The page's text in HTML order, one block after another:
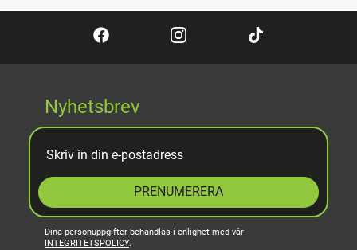
Nyhetsbrev
PRENUMERERA
Dina personuppgifter behandlas i enlighet med vår
INTEGRITETSPOLICY.